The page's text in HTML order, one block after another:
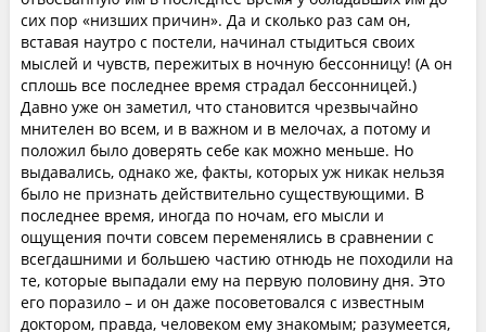
сих пор «низших причин». Да и сколько раз сам он,
вставая наутро с постели, начинал стыдиться своих
мыслей и чувств, пережитых в ночную бессонницу! (А он
сплошь все последнее время страдал бессонницей.)
Давно уже он заметил, что становится чрезвычайно
мнителен во всем, и в важном и в мелочах, а потому и
положил было доверять себе как можно меньше. Но
выдавались, однако же, факты, которых уж никак нельзя
было не признать действительно существующими. В
последнее время, иногда по ночам, его мысли и
ощущения почти совсем переменялись в сравнении с
всегдашними и большею частию отнюдь не походили на
те, которые выпадали ему на первую половину дня. Это
его поразило – и он даже посоветовался с известным
доктором, правда, человеком ему знакомым; разумеется,